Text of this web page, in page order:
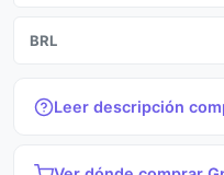
BRL
Leer descripción